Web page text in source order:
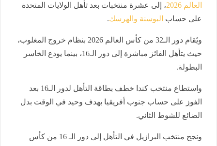
العالم 2026
، إلى عشرة منتخبات بعد تأهل الولايات المتحدة
على حساب البوسنة والهرسك.
ويُقام دور الـ32 من كأس العالم 2026 بنظام خروج المغلوب،
حيث يتأهل الفائز مباشرة إلى دور الـ16، بينما يودع الخاسر
البطولة.
واستطاع منتخب كندا خطف بطاقة التأهل لدور الـ16 بعد
الفوز على حساب جنوب أفريقيا بهدف وحيد في الوقت بدل
الضائع للشوط الثاني.
ونجح منتخب البرازيل في التأهل إلى دور الـ 16 من كأس